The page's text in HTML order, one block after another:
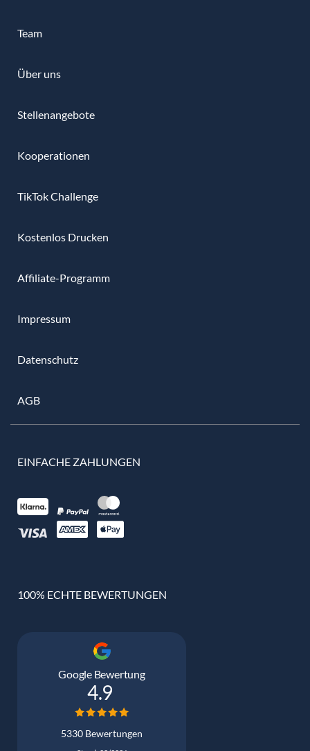
Team
Über uns
Stellenangebote
Kooperationen
TikTok Challenge
Kostenlos Drucken
Affiliate-Programm
Impressum
Datenschutz
AGB
EINFACHE ZAHLUNGEN
100% ECHTE BEWERTUNGEN
Google Bewertung
4.9
5330 Bewertungen